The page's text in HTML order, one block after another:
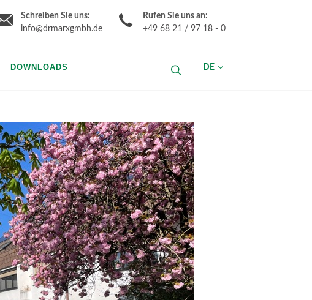
Schreiben Sie uns:
info@drmarxgmbh.de
Rufen Sie uns an:
+49 68 21 / 97 18 - 0
DOWNLOADS DE